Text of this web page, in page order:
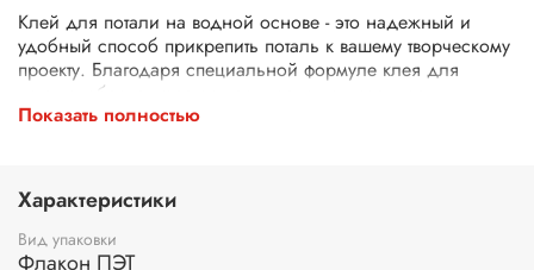
Клей для потали на водной основе - это надежный и
удобный способ прикрепить поталь к вашему творческому
проекту. Благодаря специальной формуле клея для
потали, обеспечивается прочное и долговечное
крепление потали любого размера и формы. Клей скотч
или складок.
Клей для потали прозрачный позволяет сохранить
естественный вид потали, не создавая неприятных следов
Показать полностью
Характеристики
Вид упаковки
Флакон ПЭТ